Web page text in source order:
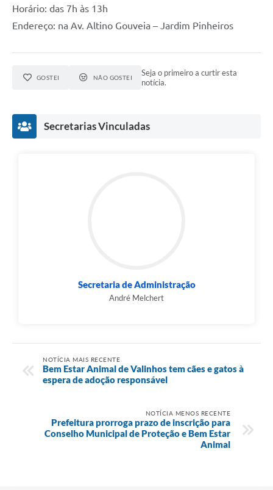
Horário: das 7h às 13h
Endereço: na Av. Altino Gouveia – Jardim Pinheiros
GOSTEI NÃO GOSTEI
Seja o primeiro a curtir esta
notícia.
Secretarias Vinculadas
Secretaria de Administração
André Melchert
NOTÍCIA MAIS RECENTE
Bem Estar Animal de Valinhos tem cães e gatos à
espera de adoção responsável
NOTÍCIA MENOS RECENTE
Prefeitura prorroga prazo de inscrição para
Conselho Municipal de Proteção e Bem Estar
Animal